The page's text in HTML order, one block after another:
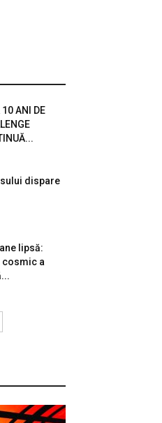
10 ANI DE
dispare
lipsă:
cosmic a